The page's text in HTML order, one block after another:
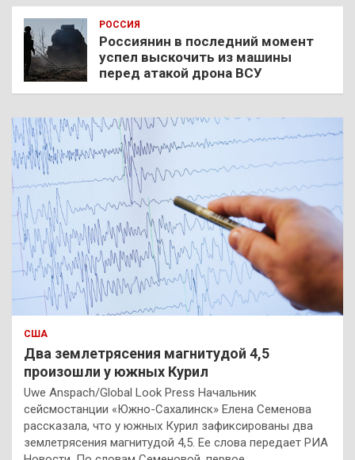
РОССИЯ
Россиянин в последний момент
успел выскочить из машины
перед атакой дрона ВСУ
США
Два землетрясения магнитудой 4,5
произошли у южных Курил
Uwe Anspach/Global Look Press Начальник
сейсмостанции «Южно-Сахалинск» Елена Семенова
рассказала, что у южных Курил зафиксированы два
землетрясения магнитудой 4,5. Ее слова передает РИА